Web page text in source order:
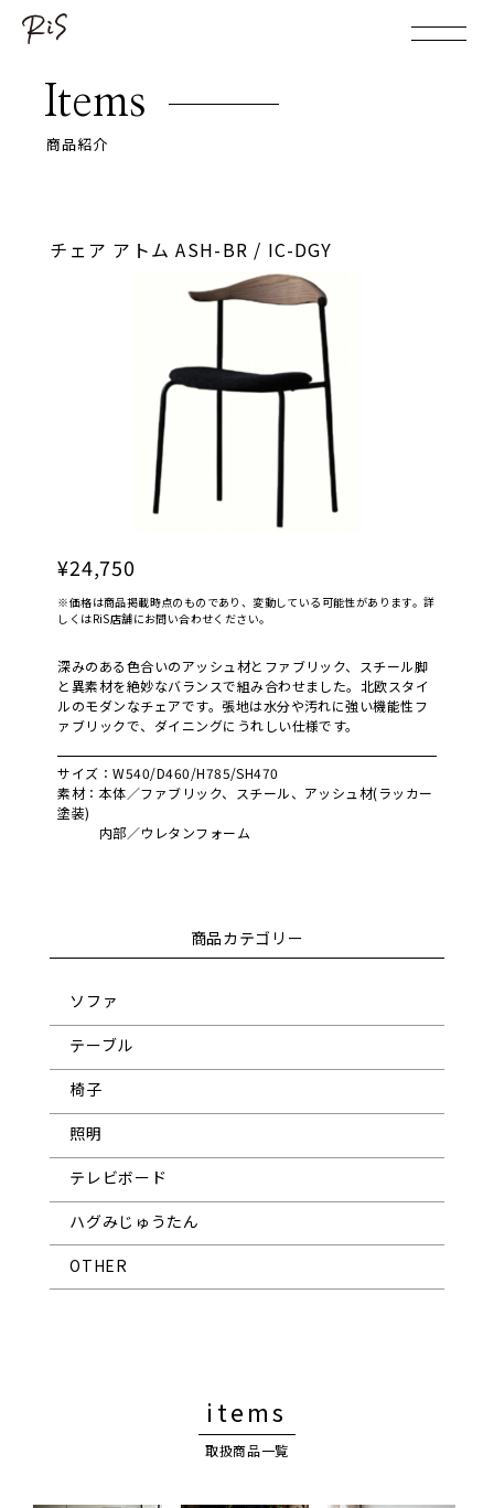
Items
商品紹介
チェア アトム ASH-BR / IC-DGY
¥24,750
※価格は商品掲載時点のものであり、変動している可能性があります。詳
しくはRiS店舗にお問い合わせください。
深みのある色合いのアッシュ材とファブリック、スチール脚
と異素材を絶妙なバランスで組み合わせました。北欧スタイ
ルのモダンなチェアです。張地は水分や汚れに強い機能性フ
ァブリックで、ダイニングにうれしい仕様です。
サイズ：W540/D460/H785/SH470
素材：本体／ファブリック、スチール、アッシュ材(ラッカー
塗装)
内部／ウレタンフォーム
商品カテゴリー
ソファ
テーブル
椅子
照明
テレビボード
ハグみじゅうたん
OTHER
items
取扱商品一覧